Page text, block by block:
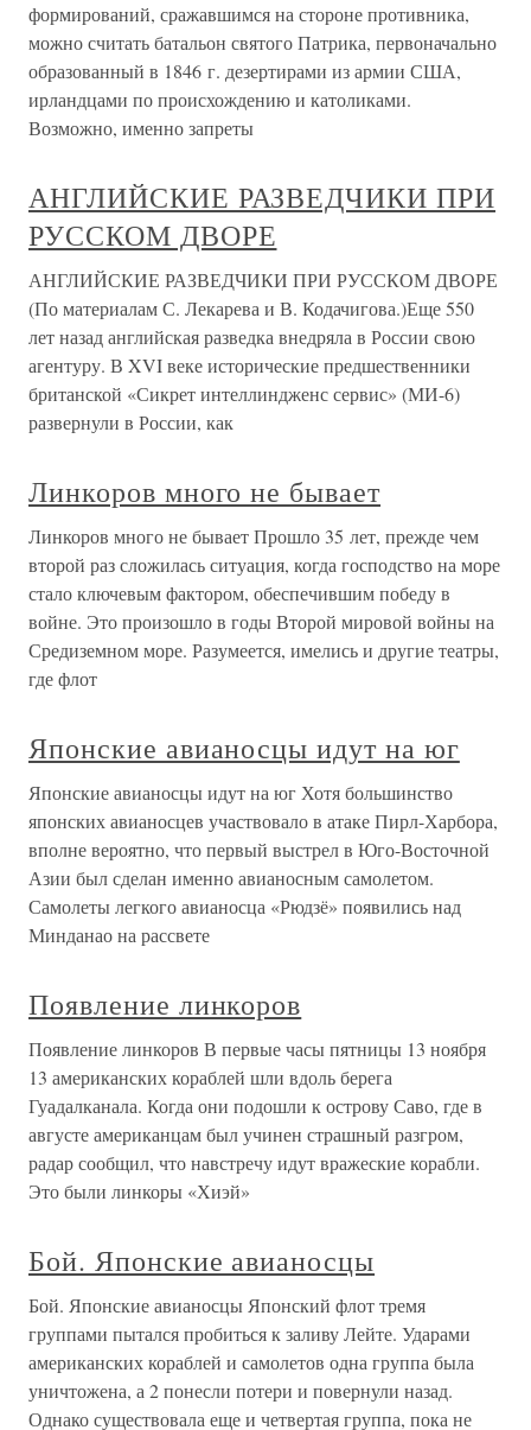
формирований, сражавшимся на стороне противника,
можно считать батальон святого Патрика, первоначально
образованный в 1846 г. дезертирами из армии США,
ирландцами по происхождению и католиками.
Возможно, именно запреты
АНГЛИЙСКИЕ РАЗВЕДЧИКИ ПРИ
РУССКОМ ДВОРЕ
АНГЛИЙСКИЕ РАЗВЕДЧИКИ ПРИ РУССКОМ ДВОРЕ
(По материалам С. Лекарева и В. Кодачигова.)Еще 550
лет назад английская разведка внедряла в России свою
агентуру. В XVI веке исторические предшественники
британской «Сикрет интеллиндженс сервис» (МИ-6)
развернули в России, как
Линкоров много не бывает
Линкоров много не бывает Прошло 35 лет, прежде чем
второй раз сложилась ситуация, когда господство на море
стало ключевым фактором, обеспечившим победу в
войне. Это произошло в годы Второй мировой войны на
Средиземном море. Разумеется, имелись и другие театры,
где флот
Японские авианосцы идут на юг
Японские авианосцы идут на юг Хотя большинство
японских авианосцев участвовало в атаке Пирл-Харбора,
вполне вероятно, что первый выстрел в Юго-Восточной
Азии был сделан именно авианосным самолетом.
Самолеты легкого авианосца «Рюдзё» появились над
Минданао на рассвете
Появление линкоров
Появление линкоров В первые часы пятницы 13 ноября
13 американских кораблей шли вдоль берега
Гуадалканала. Когда они подошли к острову Саво, где в
августе американцам был учинен страшный разгром,
радар сообщил, что навстречу идут вражеские корабли.
Это были линкоры «Хиэй»
Бой. Японские авианосцы
Бой. Японские авианосцы Японский флот тремя
группами пытался пробиться к заливу Лейте. Ударами
американских кораблей и самолетов одна группа была
уничтожена, а 2 понесли потери и повернули назад.
Однако существовала еще и четвертая группа, пока не